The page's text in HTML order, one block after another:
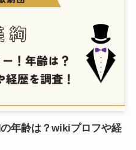
年齢は？wikiプロフや経